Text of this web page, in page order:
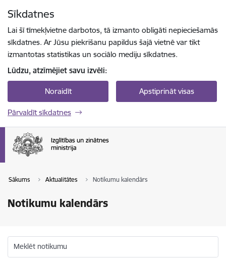
Sīkdatnes
Lai šī tīmekļvietne darbotos, tā izmanto obligāti nepieciešamās
sīkdatnes. Ar Jūsu piekrišanu papildus šajā vietnē var tikt
izmantotas statistikas un sociālo mediju sīkdatnes.
Lūdzu, atzīmējiet savu izvēli:
Noraidīt Apstiprināt visas
Pārvaldīt sīkdatnes
Sākums Aktualitātes Notikumu kalendārs
Notikumu kalendārs
Meklēt notikumu